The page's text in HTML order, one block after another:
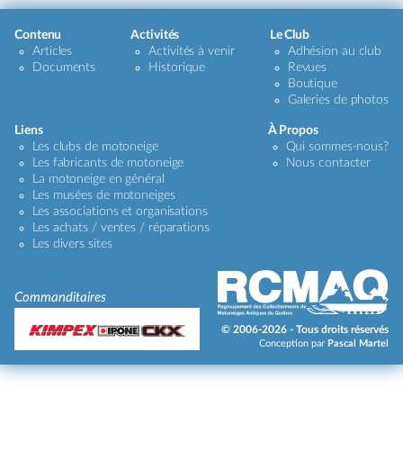
Contenu
Articles
Documents
Activités
Activités à venir
Historique
Le Club
Adhésion au club
Revues
Boutique
Galeries de photos
Liens
Les clubs de motoneige
Les fabricants de motoneige
La motoneige en général
Les musées de motoneiges
Les associations et organisations
Les achats / ventes / réparations
Les divers sites
À Propos
Qui sommes-nous?
Nous contacter
Commanditaires
© 2006-2026 - Tous droits réservés
Conception par Pascal Martel